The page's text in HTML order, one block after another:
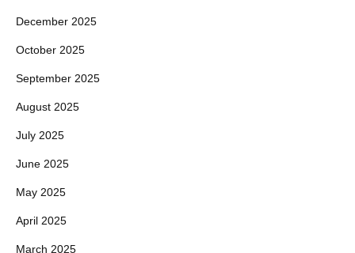
December 2025
October 2025
September 2025
August 2025
July 2025
June 2025
May 2025
April 2025
March 2025